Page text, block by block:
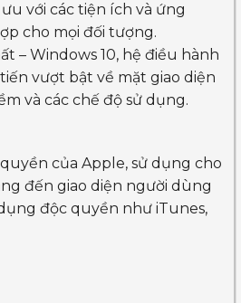
với các tiện ích và ứng
cho mọi đối tượng.
– Windows 10, hệ điều hành
vượt bật về mặt giao diện
và các chế độ sử dụng.
của Apple, sử dụng cho
đến giao diện người dùng
độc quyền như iTunes,